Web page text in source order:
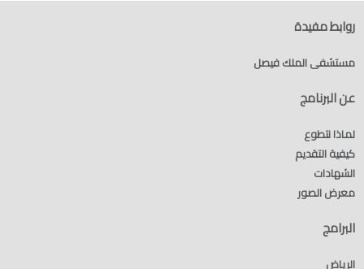
روابط مفيدة
مستشفى الملك فيصل
عن البرنامج
لماذا نتطوع
كيفية التقديم
الشهادات
معرض الصور
البرامج
الرياض